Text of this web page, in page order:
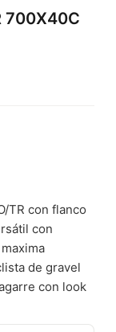
700X40C
TR con flanco
con
de gravel
con look